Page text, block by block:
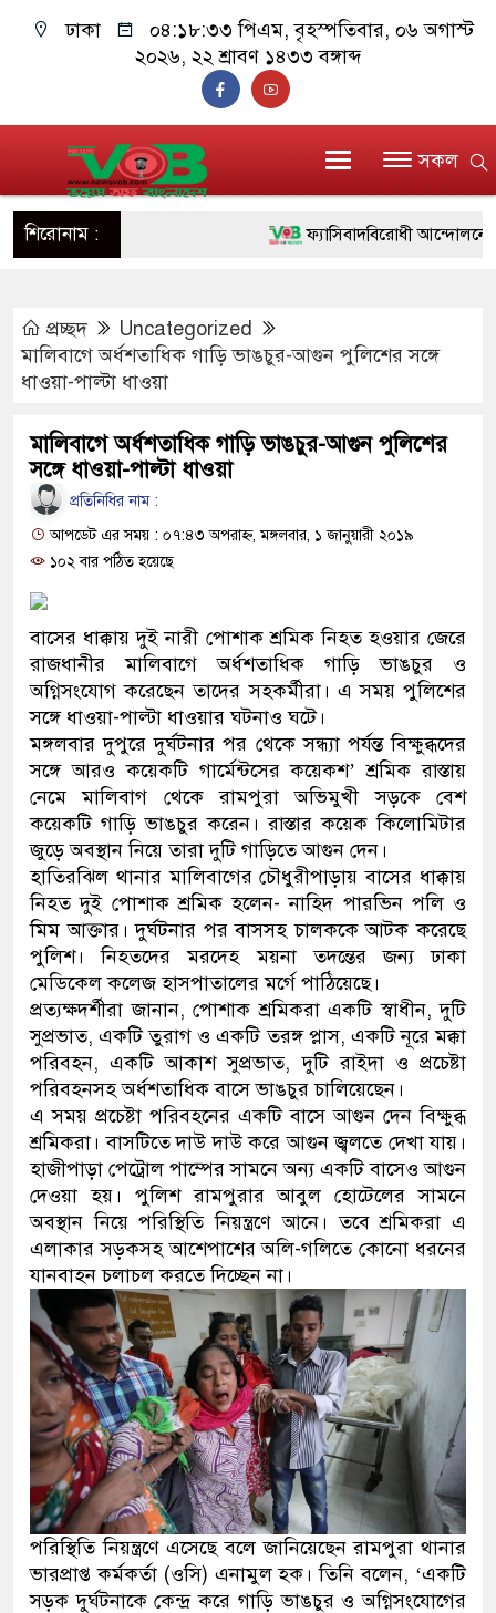
ঢাকা ০৪:১৮:৩৪ পিএম, বৃহস্পতিবার, ০৬ অগাস্ট
২০২৬, ২২ শ্রাবণ ১৪৩৩ বঙ্গাব্দ
সকল
শিরোনাম : ফ্যাসিবাদবিরোধী আন্দোলনে
মাননীয় প্রধানমন্ত্রী, মন্ত্রীবর্গ ও
সিল-স্বাক্ষর জালিয়াতি চক্রের পাঁচ
২৮ লাখ টাকার জাল নোটসহ
থানা পুলিশ
যেকোনো সময় বেনজীরের
নেতৃত্ব ও গণতন্ত্রের মূর্তমান প্রতীক
যে ভাবে ডেভিড ইমনের কাছে
‘আজহার খান’
অবৈধ বিদেশি পিস্তল, ম্যাগাজিন
জড়িত কিশোর গ্যাংয়ের চার শিশু আটক
ডাকাতির প্রস্তুতিকালে দুইজনকে
থানা পুলিশ
প্রচ্ছদ
Uncategorized
মালিবাগে অর্ধশতাধিক গাড়ি ভাঙচুর-আগুন পুলিশের সঙ্গে
ধাওয়া-পাল্টা ধাওয়া
মালিবাগে অর্ধশতাধিক গাড়ি ভাঙচুর-আগুন পুলিশের
সঙ্গে ধাওয়া-পাল্টা ধাওয়া
প্রতিনিধির নাম :
আপডেট এর সময় : ০৭:৪৩ অপরাহ্ন, মঙ্গলবার, ১ জানুয়ারী ২০১৯
১০২ বার পঠিত হয়েছে
বাসের ধাক্কায় দুই নারী পোশাক শ্রমিক নিহত হওয়ার জেরে
রাজধানীর মালিবাগে অর্ধশতাধিক গাড়ি ভাঙচুর ও
অগ্নিসংযোগ করেছেন তাদের সহকর্মীরা। এ সময় পুলিশের
সঙ্গে ধাওয়া-পাল্টা ধাওয়ার ঘটনাও ঘটে।
মঙ্গলবার দুপুরে দুর্ঘটনার পর থেকে সন্ধ্যা পর্যন্ত বিক্ষুব্ধদের
সঙ্গে আরও কয়েকটি গার্মেন্টসের কয়েকশ’ শ্রমিক রাস্তায়
নেমে মালিবাগ থেকে রামপুরা অভিমুখী সড়কে বেশ
কয়েকটি গাড়ি ভাঙচুর করেন। রাস্তার কয়েক কিলোমিটার
জুড়ে অবস্থান নিয়ে তারা দুটি গাড়িতে আগুন দেন।
হাতিরঝিল থানার মালিবাগের চৌধুরীপাড়ায় বাসের ধাক্কায়
নিহত দুই পোশাক শ্রমিক হলেন- নাহিদ পারভিন পলি ও
মিম আক্তার। দুর্ঘটনার পর বাসসহ চালককে আটক করেছে
পুলিশ। নিহতদের মরদেহ ময়না তদন্তের জন্য ঢাকা
মেডিকেল কলেজ হাসপাতালের মর্গে পাঠিয়েছে।
প্রত্যক্ষদর্শীরা জানান, পোশাক শ্রমিকরা একটি স্বাধীন, দুটি
সুপ্রভাত, একটি তুরাগ ও একটি তরঙ্গ প্লাস, একটি নূরে মক্কা
পরিবহন, একটি আকাশ সুপ্রভাত, দুটি রাইদা ও প্রচেষ্টা
পরিবহনসহ অর্ধশতাধিক বাসে ভাঙচুর চালিয়েছেন।
এ সময় প্রচেষ্টা পরিবহনের একটি বাসে আগুন দেন বিক্ষুব্ধ
শ্রমিকরা। বাসটিতে দাউ দাউ করে আগুন জ্বলতে দেখা যায়।
হাজীপাড়া পেট্রোল পাম্পের সামনে অন্য একটি বাসেও আগুন
দেওয়া হয়। পুলিশ রামপুরার আবুল হোটেলের সামনে
অবস্থান নিয়ে পরিস্থিতি নিয়ন্ত্রণে আনে। তবে শ্রমিকরা এ
এলাকার সড়কসহ আশেপাশের অলি-গলিতে কোনো ধরনের
যানবাহন চলাচল করতে দিচ্ছেন না।
পরিস্থিতি নিয়ন্ত্রণে এসেছে বলে জানিয়েছেন রামপুরা থানার
ভারপ্রাপ্ত কর্মকর্তা (ওসি) এনামুল হক। তিনি বলেন, ‘একটি
সড়ক দুর্ঘটনাকে কেন্দ্র করে গাড়ি ভাঙচুর ও অগ্নিসংযোগের